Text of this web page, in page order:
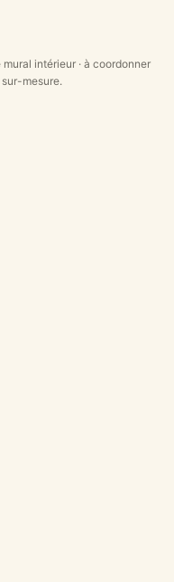
intérieur · à coordonner
mesure.